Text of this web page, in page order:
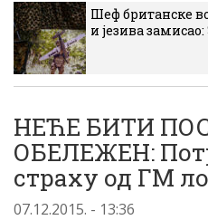
Шеф британске
и језива
НЕЋЕ БИТИ
ОБЕЛЕЖЕН:
страху од ГМ
07.12.2015. - 13:36